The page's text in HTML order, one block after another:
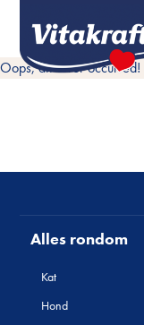
Oops, an error
Alles rondom
Kat
Hond